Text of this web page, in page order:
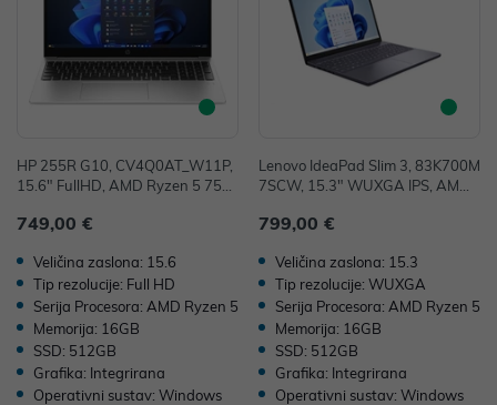
HP 255R G10, CV4Q0AT_W11P,
15.6" FullHD, AMD Ryzen 5 753
MD Radeon Graphics
749,00 €
Veličina zaslona: 15.6
Tip rezolucije: Full HD
Serija Procesora: AMD Ryzen 5
Memorija: 16GB
SSD: 512GB
Grafika: Integrirana
Operativni sustav: Windows
Lenovo IdeaPad Slim 3, 83K700M
7SCW, 15.3" WUXGA IPS, AMD
SSD, W11P, AMD Radeon 660M,
799,00 €
Veličina zaslona: 15.3
Tip rezolucije: WUXGA
Serija Procesora: AMD Ryzen 5
Memorija: 16GB
SSD: 512GB
Grafika: Integrirana
Operativni sustav: Windows